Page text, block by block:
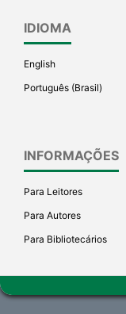
IDIOMA
English
Português (Brasil)
INFORMAÇÕES
Para Leitores
Para Autores
Para Bibliotecários